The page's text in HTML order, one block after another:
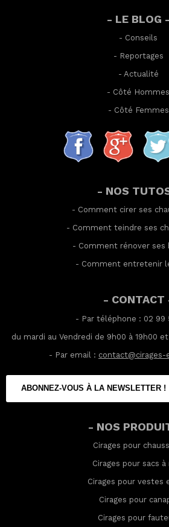
- LE BLOG -
- Conseils
- Reportages
- Actualité
- Côté Hommes
- Côté Femmes
- NOS
- Comment cirer ses
- Comment teindre ses
- Comment rénover ses
- Comment entretenir
- CONTACT
- Par téléphone : 02 99
du mardi au Vendredi de 9h00 à 19h00
- Par email :
ABONNEZ-VOUS À LA NEWSLETTER !
- NOS
Cirages pour
Cirages pour sacs à
Cirages pour vestes
Cirages pour
Cirages pour